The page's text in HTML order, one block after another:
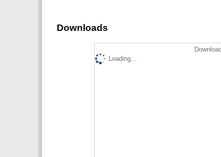
Downloads
Loading...